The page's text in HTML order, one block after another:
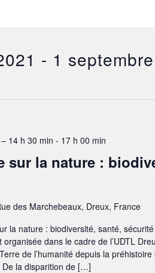
- 1
sur la nature :
14 h 30 min - 17 h 00 min
des Marchebeaux, Dreux, France
la nature : biodiversité, santé,
dans le cadre de l’UDTL
de l’humanité depuis la
De la disparition de […]